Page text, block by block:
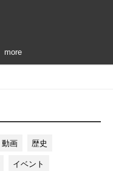
more
動画 歴史
イベント